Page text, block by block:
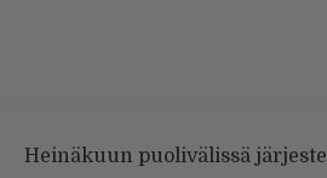
Heinäkuun puolivälissä